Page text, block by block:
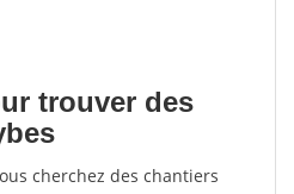
trouver des
cherchez des chantiers